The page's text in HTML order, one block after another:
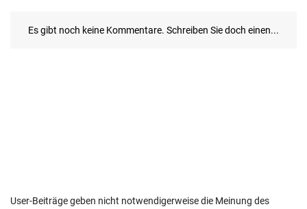
User-Beiträge geben nicht notwendigerweise die Meinung des